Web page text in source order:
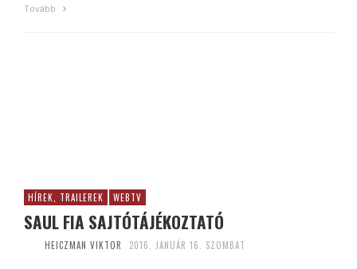
Tovább
HÍREK, TRAILEREK WEBTV
SAUL FIA SAJTÓTÁJÉKOZTATÓ
HEICZMAN VIKTOR 2016. JANUÁR 16. SZOMBAT